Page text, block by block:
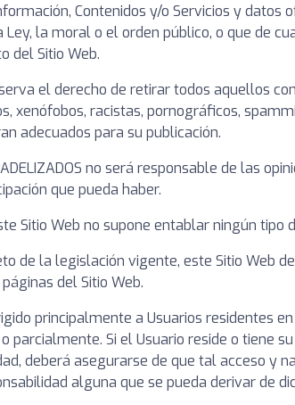
Contenidos y/o Servicios y datos
Ley, la moral o el orden público, o que de
del Sitio Web.
el derecho de retirar todos aquellos
xenófobos, racistas, pornográficos,
adecuados para su publicación.
no será responsable de las
que pueda haber.
Sitio Web no supone entablar ningún tipo
de la legislación vigente, este Sitio Web
del Sitio Web.
principalmente a Usuarios residentes
parcialmente. Si el Usuario reside o tiene
deberá asegurarse de que tal acceso y
alguna que se pueda derivar de